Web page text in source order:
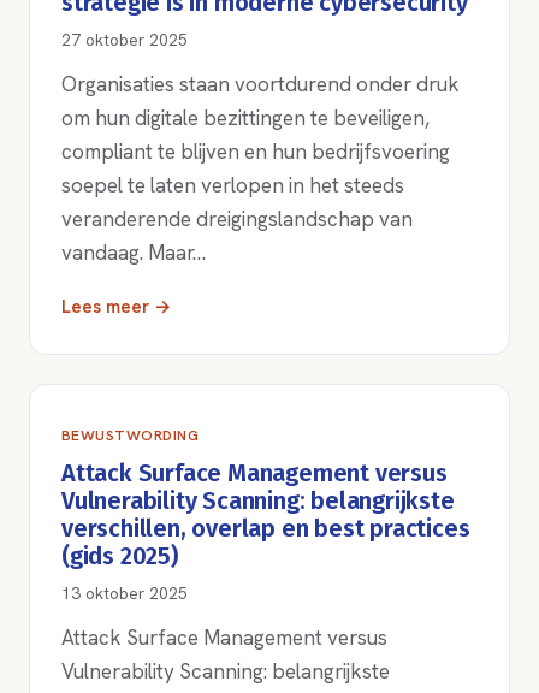
27 oktober 2025
Organisaties staan voortdurend onder druk
om hun digitale bezittingen te beveiligen,
compliant te blijven en hun bedrijfsvoering
soepel te laten verlopen in het steeds
veranderende dreigingslandschap van
vandaag. Maar…
Lees meer →
BEWUSTWORDING
Attack Surface Management versus
Vulnerability Scanning: belangrijkste
verschillen, overlap en best practices
(gids 2025)
13 oktober 2025
Attack Surface Management versus
Vulnerability Scanning: belangrijkste